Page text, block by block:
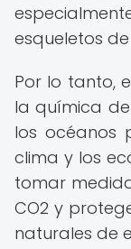
esqueletos
Por lo tanto,
la química
los océanos
clima y los
tomar
CO2 y
naturales de